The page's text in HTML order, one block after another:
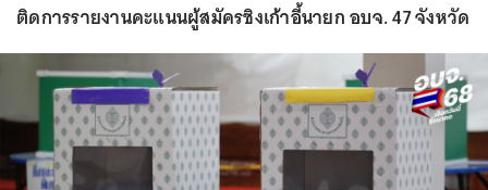
ติดการรายงานคะแนนผู้สมัครชิงเก้าอี้นายก อบจ. 47 จังหวัด